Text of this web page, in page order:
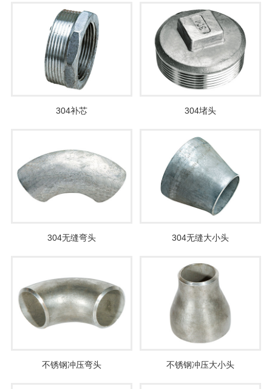
304补芯 304堵头
304无缝弯头 304无缝大小头
不锈钢冲压弯头 不锈钢冲压大小头